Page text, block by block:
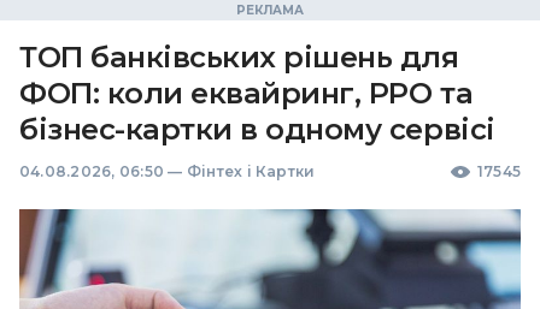
ТОП банківських рішень для
ФОП: коли еквайринг, РРО та
бізнес-картки в одному сервісі
04.08.2026, 06:50 — Фінтех і Картки 17545